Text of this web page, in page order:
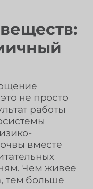
не просто
работы
вместе
Чем живее
тем больше